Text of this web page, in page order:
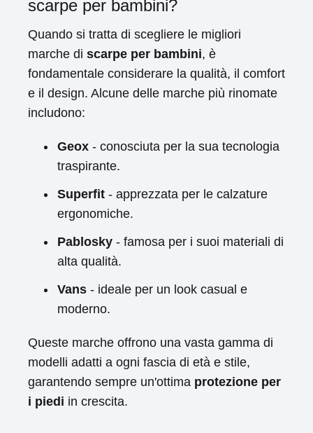
scarpe per bambini?
Quando si tratta di scegliere le migliori
marche di scarpe per bambini, è
fondamentale considerare la qualità, il comfort
e il design. Alcune delle marche più rinomate
includono:
Geox - conosciuta per la sua tecnologia
traspirante.
Superfit - apprezzata per le calzature
ergonomiche.
Pablosky - famosa per i suoi materiali di
alta qualità.
Vans - ideale per un look casual e
moderno.
Queste marche offrono una vasta gamma di
modelli adatti a ogni fascia di età e stile,
garantendo sempre un'ottima protezione per
i piedi in crescita.